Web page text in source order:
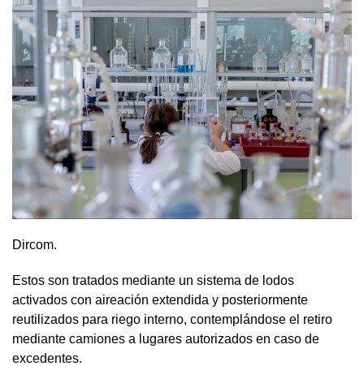
Dircom.
Estos son tratados mediante un sistema de lodos
activados con aireación extendida y posteriormente
reutilizados para riego interno, contemplándose el retiro
mediante camiones a lugares autorizados en caso de
excedentes.